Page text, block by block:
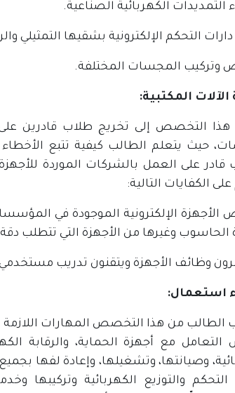
المكتبية:
التخصص إلى تخريج طلاب قادرين على
حيث يتعلم الطالب كيفية تتبع
قادر على العمل بالشركات الموردة
على الكفايات التالية:
الأجهزة الإلكترونية الموجودة في
الحاسوب وغيرها من الأجهزة التي تتطلب
استعمال:
الطالب من هذا التخصص المهارات اللازمة
مع أجهزة الحماية، والرقابة
التحكم والتوزيع الكهربائية وتركيبها